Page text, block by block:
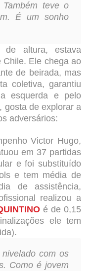
teve o
É um sonho
de altura, estava
Chile. Ele chega ao
de beirada, mas
coletiva, garantiu
esquerda e pelo
gosta de explorar a
adversários:
Victor Hugo,
em 37 partidas
e foi substituído
e tem média de
de assistência,
realizou a
é de 0,15
ele tem
com os
Como é jovem